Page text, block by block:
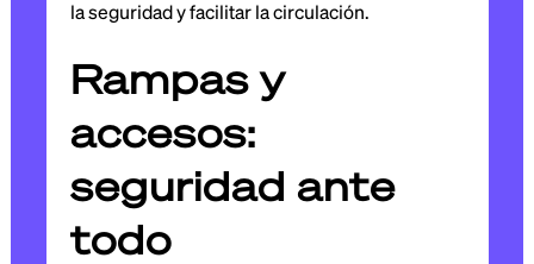
la seguridad y facilitar la circulación.
Rampas y
accesos:
seguridad ante
todo